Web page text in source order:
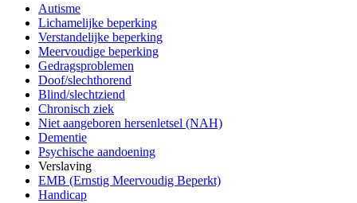
Autisme
Lichamelijke beperking
Verstandelijke beperking
Meervoudige beperking
Gedragsproblemen
Doof/slechthorend
Blind/slechtziend
Chronisch ziek
Niet aangeboren hersenletsel (NAH)
Dementie
Psychische aandoening
Verslaving
EMB (Ernstig Meervoudig Beperkt)
Handicap